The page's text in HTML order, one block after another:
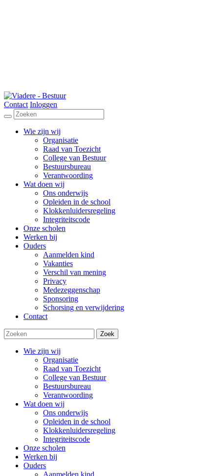
Contact Inloggen
Wie zijn wij
Organisatie
Raad van Toezicht
College van Bestuur
Bestuursbureau
Verantwoording
Wat doen wij
Ons onderwijs
Opleiden in de school
Klokkenluidersregeling
Integriteitscode
Onze scholen
Werken bij
Ouders
Aanmelden kind
Vakanties
Verschil van mening
Privacy
Medezeggenschap
Sponsoring
Schorsing en verwijdering
Contact
Zoek
Wie zijn wij
Organisatie
Raad van Toezicht
College van Bestuur
Bestuursbureau
Verantwoording
Wat doen wij
Ons onderwijs
Opleiden in de school
Klokkenluidersregeling
Integriteitscode
Onze scholen
Werken bij
Ouders
Aanmelden kind